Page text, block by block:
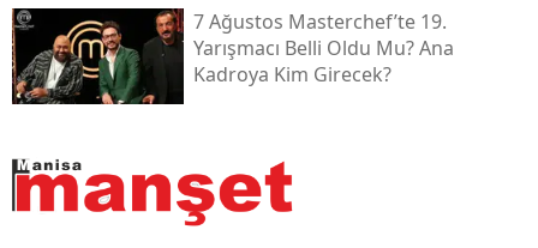
7 Ağustos Masterchef’te 19.
Yarışmacı Belli Oldu Mu? Ana
Kadroya Kim Girecek?